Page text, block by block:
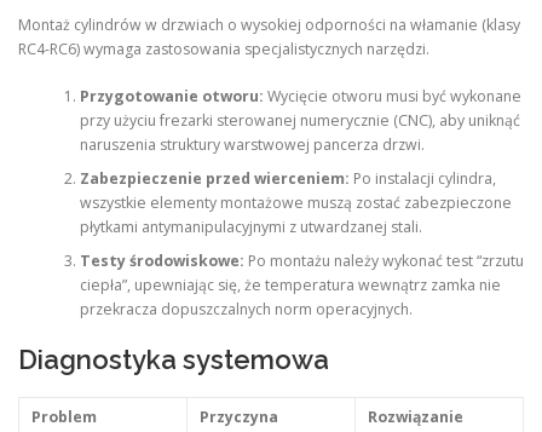
Montaż cylindrów w drzwiach o wysokiej odporności na włamanie (klasy
RC4-RC6) wymaga zastosowania specjalistycznych narzędzi.
Przygotowanie otworu: Wycięcie otworu musi być wykonane
przy użyciu frezarki sterowanej numerycznie (CNC), aby uniknąć
naruszenia struktury warstwowej pancerza drzwi.
Zabezpieczenie przed wierceniem: Po instalacji cylindra,
wszystkie elementy montażowe muszą zostać zabezpieczone
płytkami antymanipulacyjnymi z utwardzanej stali.
Testy środowiskowe: Po montażu należy wykonać test “zrzutu
ciepła”, upewniając się, że temperatura wewnątrz zamka nie
przekracza dopuszczalnych norm operacyjnych.
Diagnostyka systemowa
Problem Przyczyna Rozwiązanie